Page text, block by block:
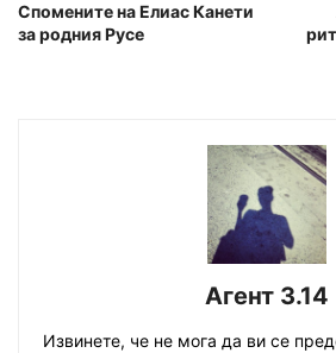
Спомените на Елиас Канети
за родния Русе
Агент 3.14
Извинете, че не мога да ви се